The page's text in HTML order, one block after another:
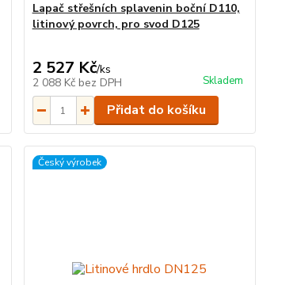
Lapač střešních splavenin boční D110,
litinový povrch, pro svod D125
2 527 Kč/ks
2 088 Kč bez DPH Skladem
Přidat do košíku
Český výrobek